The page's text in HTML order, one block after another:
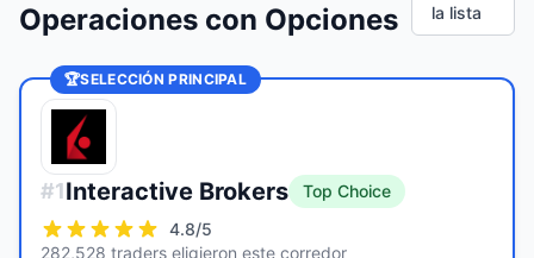
Operaciones con Opciones
la lista
🏆SELECCIÓN PRINCIPAL
#1Interactive Brokers
Top Choice
4.8/5
282,528 traders eligieron este corredor